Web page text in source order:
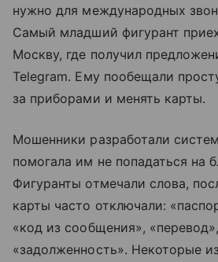
нужно для международных
Самый младший фигурант
Москву, где получил
Telegram. Ему пообещали
за приборами и менять карты.
Мошенники разработали
помогала им не попадаться на
Фигуранты отмечали слова,
карты часто отключали:
«код из сообщения»,
«задолженность». Некоторые